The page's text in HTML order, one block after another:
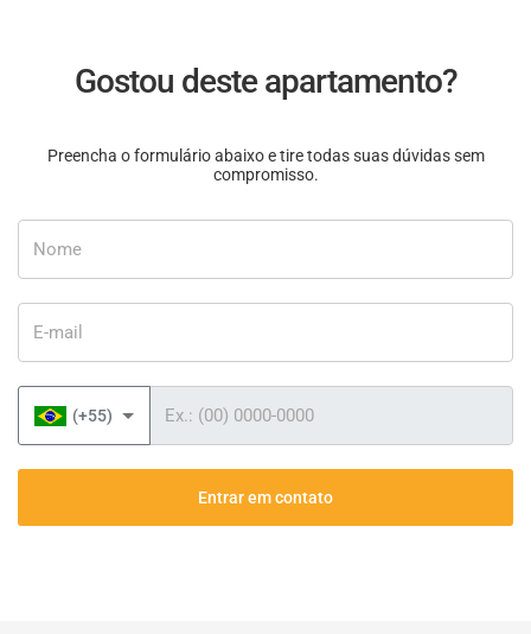
Gostou deste apartamento?
Preencha o formulário abaixo e tire todas suas dúvidas sem
compromisso.
(+55)
Entrar em contato